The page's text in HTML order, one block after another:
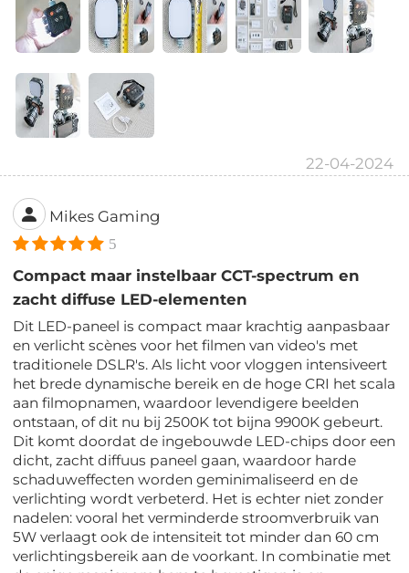
22-04-2024
Mikes Gaming
5
Compact maar instelbaar CCT-spectrum en
zacht diffuse LED-elementen
Dit LED-paneel is compact maar krachtig aanpasbaar
en verlicht scènes voor het filmen van video's met
traditionele DSLR's. Als licht voor vloggen intensiveert
het brede dynamische bereik en de hoge CRI het scala
aan filmopnamen, waardoor levendigere beelden
ontstaan, of dit nu bij 2500K tot bijna 9900K gebeurt.
Dit komt doordat de ingebouwde LED-chips door een
dicht, zacht diffuus paneel gaan, waardoor harde
schaduweffecten worden geminimaliseerd en de
verlichting wordt verbeterd. Het is echter niet zonder
nadelen: vooral het verminderde stroomverbruik van
5W verlaagt ook de intensiteit tot minder dan 60 cm
verlichtingsbereik aan de voorkant. In combinatie met